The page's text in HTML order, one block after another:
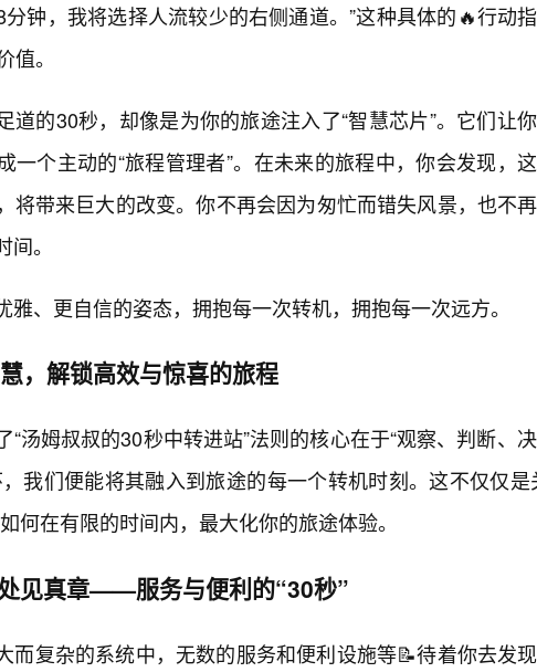
钟，我将选择人流较少的右侧通道。”这种具体的🔥行动
值。
道的30秒，却像是为你的旅途注入了“智慧芯片”。它们让
一个主动的“旅程管理者”。在未来的旅程中，你会发现，
将带来巨大的改变。你不再会因为匆忙而错失风景，也不
。
雅、更自信的姿态，拥抱每一次转机，拥抱每一次远方。
，解锁高效与惊喜的旅程
“汤姆叔叔的30秒中转进站”法则的核心在于“观察、判断、决
我们便能将其融入到旅途的每一个转机时刻。这不仅仅是
何在有限的时间内，最大化你的旅途体验。
见真章——服务与便利的“30秒”
而复杂的系统中，无数的服务和便利设施等📝待着你去发